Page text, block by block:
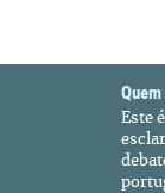
Este